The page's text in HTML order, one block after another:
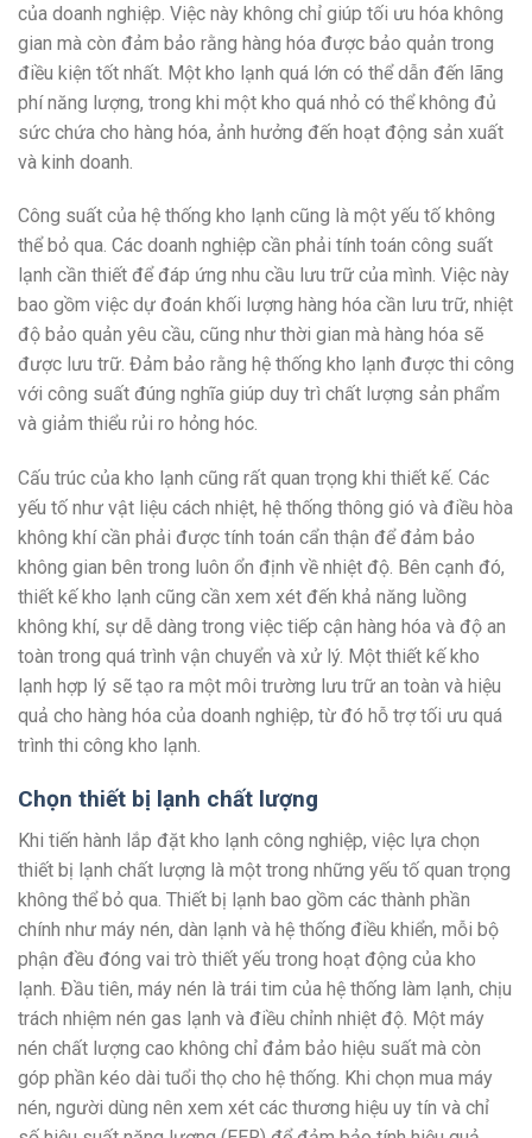
của doanh nghiệp. Việc này không chỉ giúp tối ưu hóa không
gian mà còn đảm bảo rằng hàng hóa được bảo quản trong
điều kiện tốt nhất. Một kho lạnh quá lớn có thể dẫn đến lãng
phí năng lượng, trong khi một kho quá nhỏ có thể không đủ
sức chứa cho hàng hóa, ảnh hưởng đến hoạt động sản xuất
và kinh doanh.
Công suất của hệ thống kho lạnh cũng là một yếu tố không
thể bỏ qua. Các doanh nghiệp cần phải tính toán công suất
lạnh cần thiết để đáp ứng nhu cầu lưu trữ của mình. Việc này
bao gồm việc dự đoán khối lượng hàng hóa cần lưu trữ, nhiệt
độ bảo quản yêu cầu, cũng như thời gian mà hàng hóa sẽ
được lưu trữ. Đảm bảo rằng hệ thống kho lạnh được thi công
với công suất đúng nghĩa giúp duy trì chất lượng sản phẩm
và giảm thiểu rủi ro hỏng hóc.
Cấu trúc của kho lạnh cũng rất quan trọng khi thiết kế. Các
yếu tố như vật liệu cách nhiệt, hệ thống thông gió và điều hòa
không khí cần phải được tính toán cẩn thận để đảm bảo
không gian bên trong luôn ổn định về nhiệt độ. Bên cạnh đó,
thiết kế kho lạnh cũng cần xem xét đến khả năng luồng
không khí, sự dễ dàng trong việc tiếp cận hàng hóa và độ an
toàn trong quá trình vận chuyển và xử lý. Một thiết kế kho
lạnh hợp lý sẽ tạo ra một môi trường lưu trữ an toàn và hiệu
quả cho hàng hóa của doanh nghiệp, từ đó hỗ trợ tối ưu quá
trình thi công kho lạnh.
Chọn thiết bị lạnh chất lượng
Khi tiến hành lắp đặt kho lạnh công nghiệp, việc lựa chọn
thiết bị lạnh chất lượng là một trong những yếu tố quan trọng
không thể bỏ qua. Thiết bị lạnh bao gồm các thành phần
chính như máy nén, dàn lạnh và hệ thống điều khiển, mỗi bộ
phận đều đóng vai trò thiết yếu trong hoạt động của kho
lạnh. Đầu tiên, máy nén là trái tim của hệ thống làm lạnh, chịu
trách nhiệm nén gas lạnh và điều chỉnh nhiệt độ. Một máy
nén chất lượng cao không chỉ đảm bảo hiệu suất mà còn
góp phần kéo dài tuổi thọ cho hệ thống. Khi chọn mua máy
nén, người dùng nên xem xét các thương hiệu uy tín và chỉ